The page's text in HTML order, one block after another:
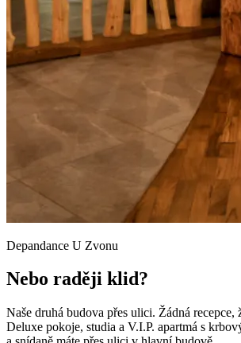
Depandance U Zvonu
Nebo raději klid?
Naše druhá budova přes ulici. Žádná
Deluxe pokoje, studia a V.I.P. apartmá s